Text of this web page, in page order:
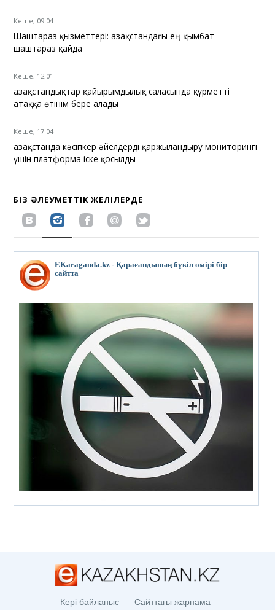
Кеше, 09:04
Шаштараз қызметтері: Қазақстандағы ең қымбат
шаштараз қайда
Кеше, 12:01
Қазақстандықтар қайырымдылық саласында құрметті
атаққа өтінім бере алады
Кеше, 17:04
Қазақстанда кәсіпкер әйелдерді қаржыландыру мониторингі
үшін платформа іске қосылды
БІЗ ӘЛЕУМЕТТІК ЖЕЛІЛЕРДЕ
EKaraganda.kz - Қарағандының бүкіл өмірі бір
сайтта
Кері байланыс Сайттағы жарнама